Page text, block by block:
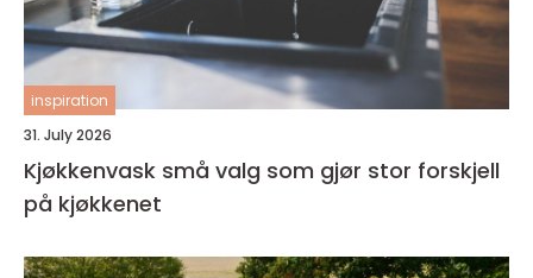
inspiration
31. July 2026
Kjøkkenvask små valg som gjør stor forskjell
på kjøkkenet